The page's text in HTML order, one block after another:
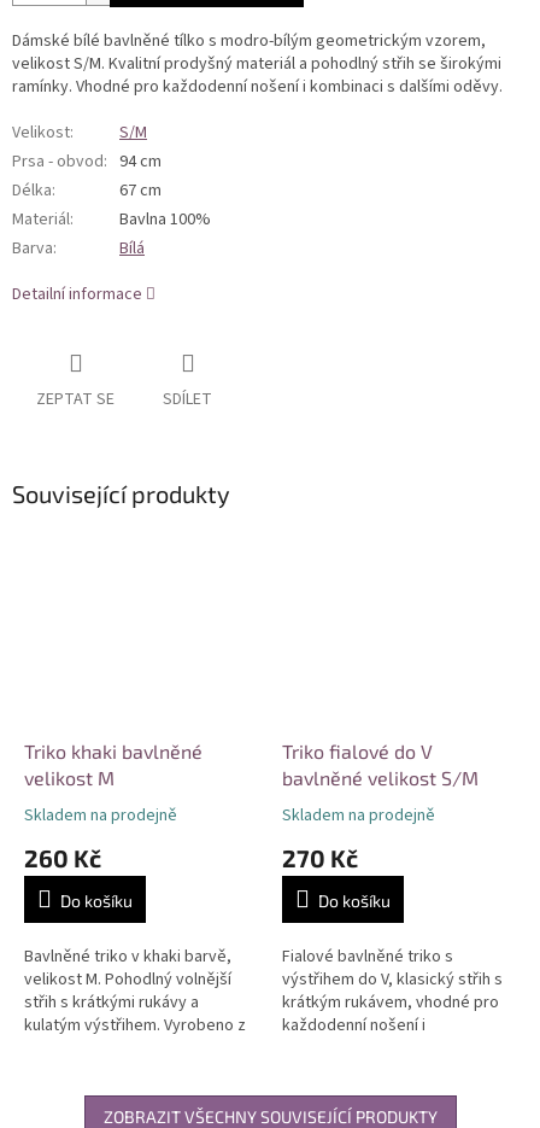
Dámské bílé bavlněné tílko s modro-bílým geometrickým vzorem,
velikost S/M. Kvalitní prodyšný materiál a pohodlný střih se širokými
ramínky. Vhodné pro každodenní nošení i kombinaci s dalšími oděvy.
Velikost:
S/M
Prsa - obvod: 94 cm
Délka:
67 cm
Materiál:
Bavlna 100%
Barva:
Bílá
Detailní informace
ZEPTAT SE SDÍLET
Související produkty
Triko khaki bavlněné
velikost M
Skladem na prodejně
260 Kč
Do košíku
Bavlněné triko v khaki barvě,
velikost M. Pohodlný volnější
střih s krátkými rukávy a
kulatým výstřihem. Vyrobeno z
nošení....
Triko fialové do V
bavlněné velikost S/M
Skladem na prodejně
270 Kč
Do košíku
Fialové bavlněné triko s
výstřihem do V, klasický střih s
krátkým rukávem, vhodné pro
každodenní nošení i
celodenní...
ZOBRAZIT VŠECHNY SOUVISEJÍCÍ PRODUKTY